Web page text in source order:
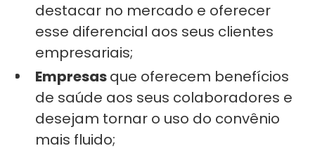
destacar no mercado e oferecer
esse diferencial aos seus clientes
empresariais;
Empresasque oferecem benefícios
de saúde aos seus colaboradores e
desejam tornar o uso do convênio
mais fluido;